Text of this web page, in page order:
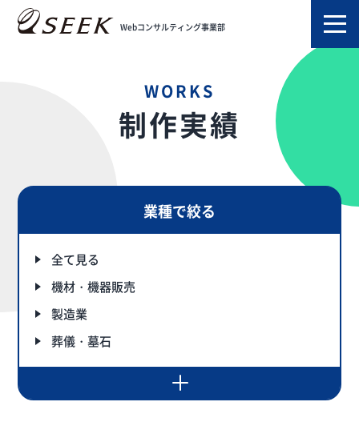
Webコンサルティング事業部
TOP
WORKS
制作実績
業種で絞る
全て見る
機材・機器販売
製造業
葬儀・墓石